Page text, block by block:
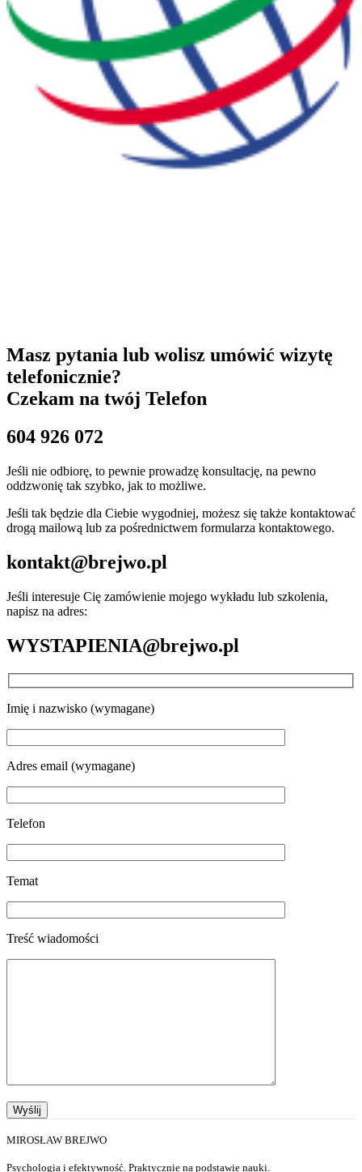
Masz pytania lub wolisz umówić wizytę
telefonicznie?
Czekam na twój Telefon
604 926 072
Jeśli nie odbiorę, to pewnie prowadzę konsultację, na pewno
oddzwonię tak szybko, jak to możliwe.
Jeśli tak będzie dla Ciebie wygodniej, możesz się także kontaktować
drogą mailową lub za pośrednictwem formularza kontaktowego.
kontakt@brejwo.pl
Jeśli interesuje Cię zamówienie mojego wykładu lub szkolenia,
napisz na adres:
WYSTAPIENIA@brejwo.pl
Imię i nazwisko (wymagane)
Adres email (wymagane)
Telefon
Temat
Treść wiadomości
MIROSŁAW BREJWO
Psychologia i efektywność. Praktycznie na podstawie nauki.